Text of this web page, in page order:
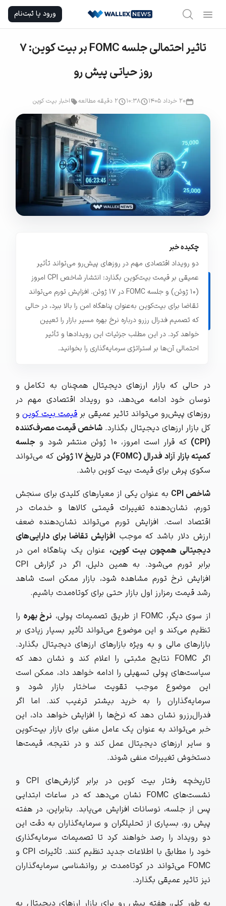
content
ورود یا ثبت‌نام
تاثیر احتمالی جلسه FOMC بر بیت‌ کوین: ۷
روز حیاتی پیش رو
۲۰ خرداد ۱۴۰۵ ۱۰:۳۸ 2 دقیقه مطالعه اخبار بیت کوین
چکیده خبر
دو رویداد اقتصادی مهم در روزهای پیش‌رو می‌تواند تأثیر
عمیقی بر قیمت بیت‌کوین بگذارد: انتشار شاخص CPI امروز
(۱۰ ژوئن) و جلسه FOMC در ۱۷ ژوئن. افزایش تورم می‌تواند
تقاضا برای بیت‌کوین به‌عنوان پناهگاه امن را بالا ببرد، در حالی
که تصمیم فدرال رزرو درباره نرخ بهره مسیر بازار را تعیین
خواهد کرد. در این مطلب جزئیات این رویدادها و تأثیر
احتمالی آن‌ها بر استراتژی سرمایه‌گذاری را بخوانید.
در حالی که بازار ارزهای دیجیتال همچنان به تکامل و
نوسان خود ادامه می‌دهد، دو رویداد اقتصادی مهم در
روزهای پیش‌رو می‌تواند تاثیر عمیقی برقیمت بیت‌ کوینو
کل بازار ارزهای دیجیتال بگذارد. شاخص قیمت مصرف‌کننده
(CPI)
که قرار است امروز، ۱۰ ژوئن منتشر شود و
جلسه
کمیته بازار آزاد فدرال (FOMC) در تاریخ ۱۷ ژوئن
که می‌تواند
سکوی پرش برای قیمت بیت‌ کوین باشد.
شاخص CPI
به عنوان یکی از معیارهای کلیدی برای سنجش
تورم، نشان‌دهنده تغییرات قیمتی کالاها و خدمات در
اقتصاد است. افزایش تورم می‌تواند نشان‌دهنده ضعف
ارزش دلار باشد که موجب افزایش تقاضا برای دارایی‌های
دیجیتالی همچون بیت‌ کوین، عنوان یک پناهگاه امن در
برابر تورم می‌شود. به همین دلیل، اگر در گزارش CPI
افزایش نرخ تورم مشاهده شود، بازار ممکن است شاهد
رشد قیمت رمزارز اول بازار حتی برای کوتاه‌مدت باشیم.
از سوی دیگر، FOMC از طریق تصمیمات پولی،
نرخ بهره را
تنظیم می‌کند و این موضوع می‌تواند تأثیر بسیار زیادی بر
بازارهای مالی و به ویژه بازارهای ارزهای دیجیتال بگذارد.
اگر FOMC نتایج مثبتی را اعلام کند و نشان دهد که
سیاست‌های پولی تسهیلی را ادامه خواهد داد، ممکن است
این موضوع موجب تقویت ساختار بازار شود و
سرمایه‌گذاران را به خرید بیشتر ترغیب کند. اما اگر
فدرال‌رزرو نشان دهد که نرخ‌ها را افزایش خواهد داد، این
خبر می‌تواند به عنوان یک عامل منفی برای بازار بیت‌کوین
و سایر ارزهای دیجیتال عمل کند و در نتیجه، قیمت‌ها
دستخوش تغییرات منفی شوند.
تاریخچه رفتار بیت‌ کوین در برابر گزارش‌های CPI و
نشست‌های FOMC نشان می‌دهد که در ساعات ابتدایی
پس از جلسه، نوسانات افزایش می‌یابد. بنابراین، در هفته
پیش رو، بسیاری از تحلیلگران و سرمایه‌گذاران به دقت این
دو رویداد را رصد خواهند کرد تا تصمیمات سرمایه‌گذاری
خود را مطابق با اطلاعات جدید تنظیم کنند. تأثیرات CPI و
FOMC می‌تواند در کوتاه‌مدت بر روانشناسی سرمایه‌گذاران
نیز تاثیر عمیقی بگذارد.
به طور کلی، هفته پیش رو برای بازار ارزهای دیجیتال به